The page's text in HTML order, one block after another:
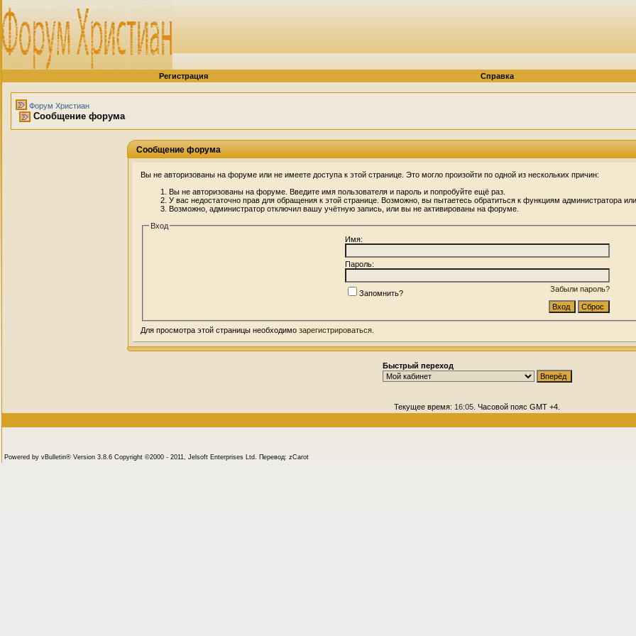
Регистрация Справка
Форум Христиан
Сообщение форума
Сообщение форума
Вы не авторизованы на форуме или не имеете доступа к этой странице. Это могло произойти по одной из нескольких причин:
Вы не авторизованы на форуме. Введите имя пользователя и пароль и попробуйте ещё раз.
У вас недостаточно прав для обращения к этой странице. Возможно, вы пытаетесь обратиться к функциям администратора
Возможно, администратор отключил вашу учётную запись, или вы не активированы на форуме.
Вход
Имя:
Пароль:
Забыли пароль?
Запомнить?
Для просмотра этой страницы необходимо зарегистрироваться.
Быстрый переход
Текущее время: 16:05 . Часовой пояс GMT +4.
Powered by vBulletin® Version 3.8.6 Copyright ©2000 - 2011, Jelsoft Enterprises Ltd. Перевод: zCarot